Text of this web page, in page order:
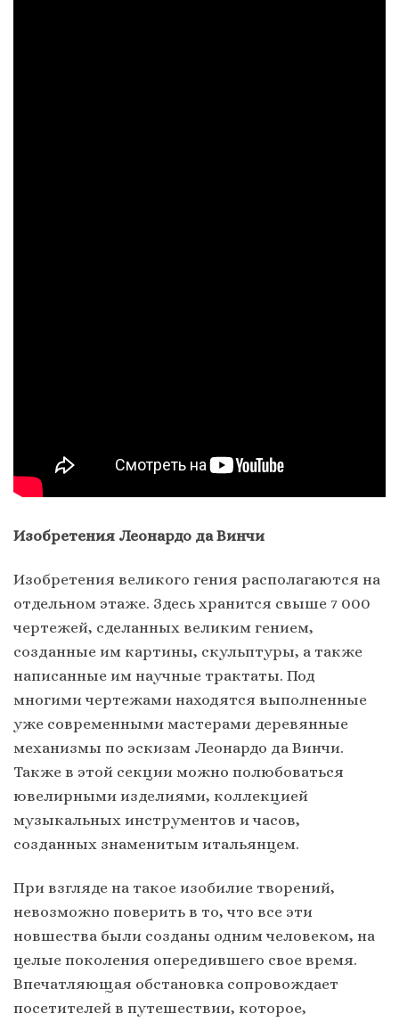
Изобретения Леонардо да Винчи
Изобретения великого гения располагаются на
отдельном этаже. Здесь хранится свыше 7 000
чертежей, сделанных великим гением,
созданные им картины, скульптуры, а также
написанные им научные трактаты. Под
многими чертежами находятся выполненные
уже современными мастерами деревянные
механизмы по эскизам Леонардо да Винчи.
Также в этой секции можно полюбоваться
ювелирными изделиями, коллекцией
музыкальных инструментов и часов,
созданных знаменитым итальянцем.
При взгляде на такое изобилие творений,
невозможно поверить в то, что все эти
новшества были созданы одним человеком, на
целые поколения опередившего свое время.
Впечатляющая обстановка сопровождает
посетителей в путешествии, которое,